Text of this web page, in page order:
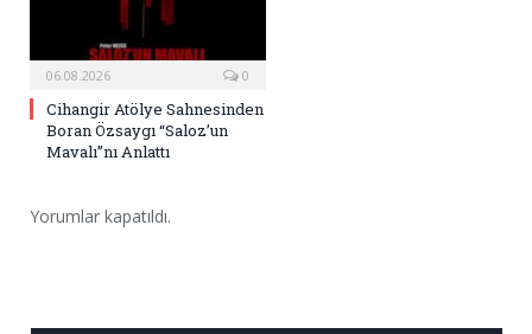
06.08.2026 0
Cihangir Atölye Sahnesinden
Boran Özsaygı “Saloz’un
Mavalı”nı Anlattı
Yorumlar kapatıldı.